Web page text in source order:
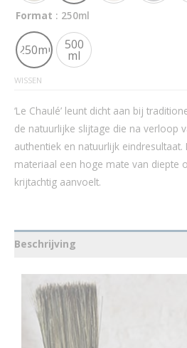
Format : 250ml
250ml 500
ml
WISSEN
‘Le Chaulé’ leunt dicht aan bij
de natuurlijke slijtage die na verloop
authentiek en natuurlijk
materiaal een hoge mate van diepte
krijtachtig aanvoelt.
Beschrijving